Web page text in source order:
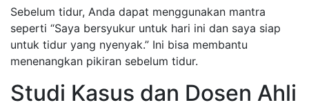
Sebelum tidur, Anda dapat menggunakan mantra
seperti “Saya bersyukur untuk hari ini dan saya siap
untuk tidur yang nyenyak.” Ini bisa membantu
menenangkan pikiran sebelum tidur.
Studi Kasus dan Dosen Ahli